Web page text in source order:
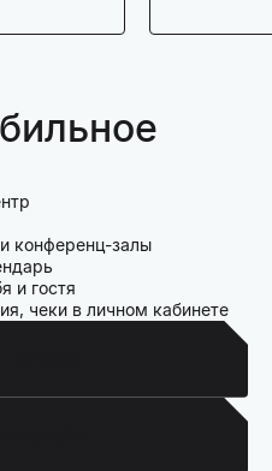
конференц-залы
и гостя
чеки в личном кабинете